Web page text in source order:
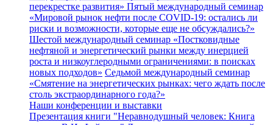
перекрестке развития» Пятый международный семинар
«Мировой рынок нефти после COVID-19: остались ли
риски и возможности, которые еще не обсуждались?»
Шестой международный семинар «Постковидные
нефтяной и энергетический рынки между инерцией
роста и низкоуглеродными ограничениями: в поисках
новых подходов» Седьмой международный семинар
«Смятение на энергетических рынках: чего ждать после
столь экстраординарного года?»
Наши конференции и выставки
Презентация книги "Неравнодушный человек: Книга